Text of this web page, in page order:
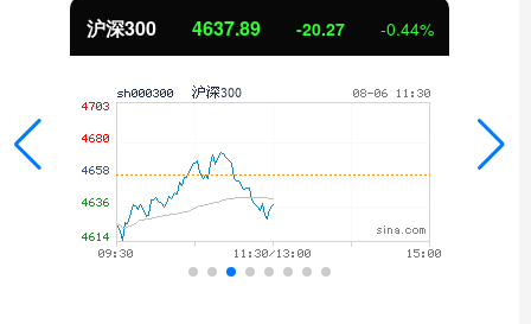
北证50 1115.17 -4.29 -0.38%